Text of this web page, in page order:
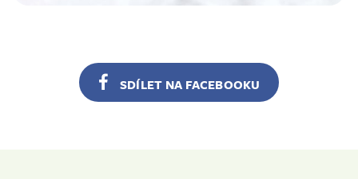
SDÍLET NA FACEBOOKU